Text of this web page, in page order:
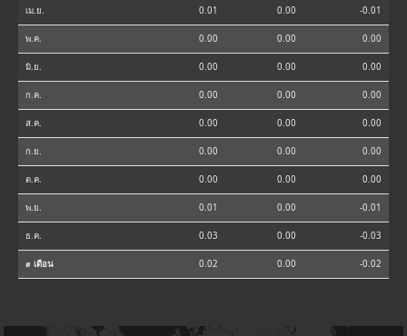
เม.ย. 0.01 0.00 -0.01
พ.ค. 0.00 0.00 0.00
มิ.ย. 0.00 0.00 0.00
ก.ค. 0.00 0.00 0.00
ส.ค. 0.00 0.00 0.00
ก.ย. 0.00 0.00 0.00
ต.ค. 0.00 0.00 0.00
พ.ย. 0.01 0.00 -0.01
ธ.ค. 0.03 0.00 -0.03
⌀ เดือน 0.02 0.00 -0.02